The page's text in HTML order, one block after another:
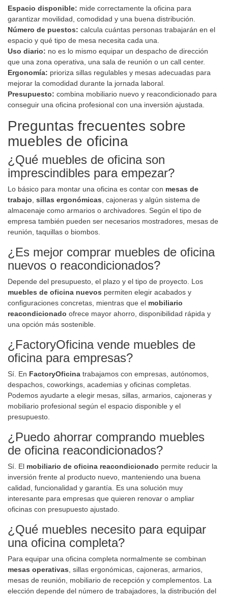
Espacio disponible: mide correctamente la oficina para
garantizar movilidad, comodidad y una buena distribución.
Número de puestos: calcula cuántas personas trabajarán en el
espacio y qué tipo de mesa necesita cada una.
Uso diario: no es lo mismo equipar un despacho de dirección
que una zona operativa, una sala de reunión o un call center.
Ergonomía: prioriza sillas regulables y mesas adecuadas para
mejorar la comodidad durante la jornada laboral.
Presupuesto: combina mobiliario nuevo y reacondicionado para
conseguir una oficina profesional con una inversión ajustada.
Preguntas frecuentes sobre
muebles de oficina
¿Qué muebles de oficina son
imprescindibles para empezar?
Lo básico para montar una oficina es contar con mesas de
trabajo, sillas ergonómicas, cajoneras y algún sistema de
almacenaje como armarios o archivadores. Según el tipo de
empresa también pueden ser necesarios mostradores, mesas de
reunión, taquillas o biombos.
¿Es mejor comprar muebles de oficina
nuevos o reacondicionados?
Depende del presupuesto, el plazo y el tipo de proyecto. Los
muebles de oficina nuevos permiten elegir acabados y
configuraciones concretas, mientras que el mobiliario
reacondicionado ofrece mayor ahorro, disponibilidad rápida y
una opción más sostenible.
¿FactoryOficina vende muebles de
oficina para empresas?
Sí. En FactoryOficina trabajamos con empresas, autónomos,
despachos, coworkings, academias y oficinas completas.
Podemos ayudarte a elegir mesas, sillas, armarios, cajoneras y
mobiliario profesional según el espacio disponible y el
presupuesto.
¿Puedo ahorrar comprando muebles
de oficina reacondicionados?
Sí. El mobiliario de oficina reacondicionado permite reducir la
inversión frente al producto nuevo, manteniendo una buena
calidad, funcionalidad y garantía. Es una solución muy
interesante para empresas que quieren renovar o ampliar
oficinas con presupuesto ajustado.
¿Qué muebles necesito para equipar
una oficina completa?
Para equipar una oficina completa normalmente se combinan
mesas operativas, sillas ergonómicas, cajoneras, armarios,
mesas de reunión, mobiliario de recepción y complementos. La
elección depende del número de trabajadores, la distribución del